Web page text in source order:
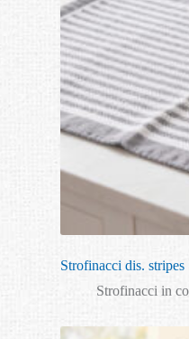
Strofinacci dis. stripes
Strofinacci in